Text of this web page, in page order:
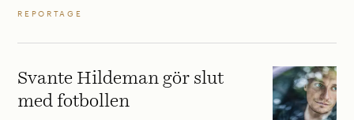
REPORTAGE
Svante Hildeman gör slut
med fotbollen